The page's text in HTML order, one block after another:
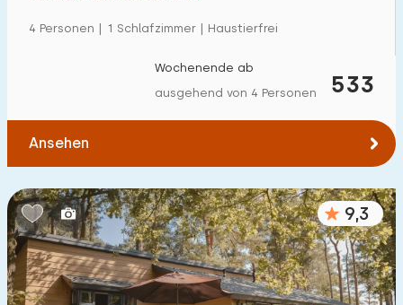
Hausboot 0
Kindermöbel 16
Eingezäunter Garten 7
Spielgeräte im Garten 11
4 Personen | 1 Schlafzimmer | Haustierfrei
533
Wochenende ab
ausgehend von 4 Personen
Ansehen
9,3